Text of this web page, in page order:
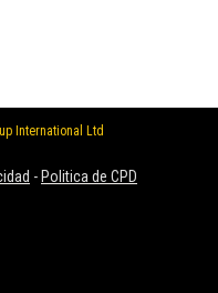
International Ltd
- Politica de CPD